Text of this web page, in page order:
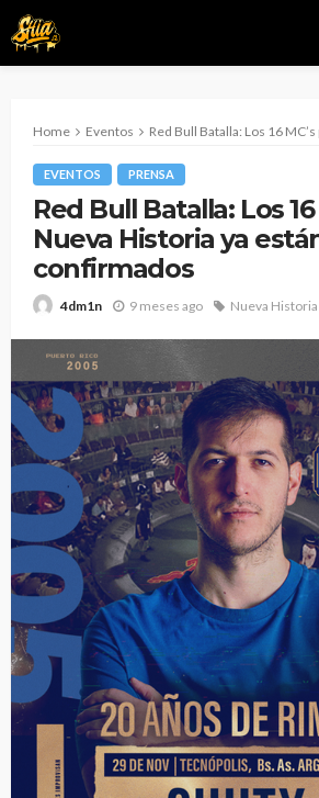
Home Eventos Red Bull Batalla: Los 16 MC’s para
EVENTOS PRENSA
Red Bull Batalla: Los 16
Nueva Historia ya
confirmados
4dm1n 9 meses ago Nueva Historia